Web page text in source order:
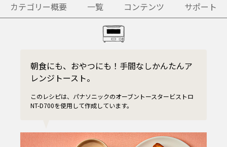
プ
カテゴリー概要 一覧 コンテンツ サポート
朝食にも、おやつにも！手間なしかんたんア
レンジトースト。
このレシピは、パナソニックのオーブントースタービストロ
NT-D700を使用して作成しています。